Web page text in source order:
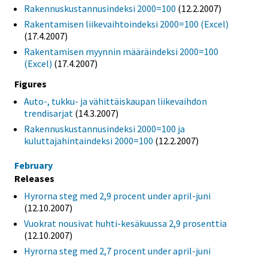
Rakennuskustannusindeksi 2000=100 (12.2.2007)
Rakentamisen liikevaihtoindeksi 2000=100 (Excel)
(17.4.2007)
Rakentamisen myynnin määräindeksi 2000=100
(Excel) (17.4.2007)
Figures
Auto-, tukku- ja vähittäiskaupan liikevaihdon
trendisarjat (14.3.2007)
Rakennuskustannusindeksi 2000=100 ja
kuluttajahintaindeksi 2000=100 (12.2.2007)
February
Releases
Hyrorna steg med 2,9 procent under april-juni
(12.10.2007)
Vuokrat nousivat huhti-kesäkuussa 2,9 prosenttia
(12.10.2007)
Hyrorna steg med 2,7 procent under april-juni